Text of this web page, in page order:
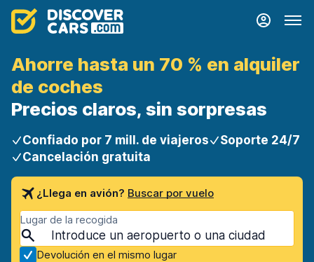
Ahorre hasta un 70 % en alquiler
de coches
Precios claros, sin sorpresas
Confiado por 7 mill. de viajeros
Soporte 24/7
Cancelación gratuita
¿Llega en avión? Buscar por vuelo
Lugar de la recogida
Devolución en el mismo lugar